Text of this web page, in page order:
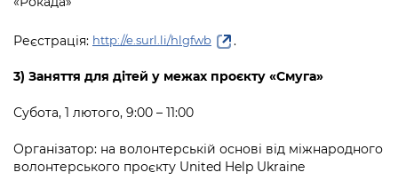
Реєстрація: http://e.surl.li/hlgfwb .
3) Заняття для дітей у межах проєкту «Смуга»
Субота, 1 лютого, 9:00 – 11:00
Організатор: на волонтерській основі від міжнародного
волонтерського проєкту United Help Ukraine